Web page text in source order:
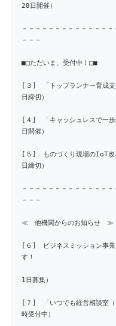
28日開催）
－－－－－－－－－－－－－
－－－
■□ただいま、受付中！□■
[３] 「トップランナ
日締切）
[４] 「キャッシュレスで一
日開催）
[５] ものづくり現場のIoT改
日締切）
－－－－－－－－－－－－－
－－－
≪ 他機関からのお知らせ ≫
[６] ビジネスミッション事業
す！
（中小機構
1日募集）
[７] 「いつでも経営相談
時受付中）